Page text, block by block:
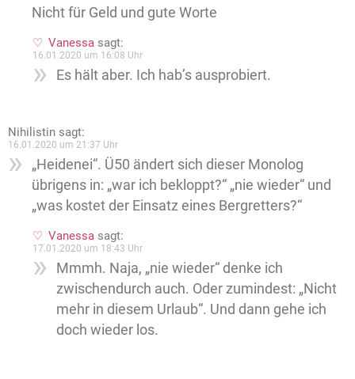
Nicht für Geld und gute Worte
Vanessa sagt:
16.01.2020 um 16:08 Uhr
Es hält aber. Ich hab’s ausprobiert.
Nihilistin sagt:
16.01.2020 um 21:37 Uhr
„Heidenei“. Ü50 ändert sich dieser Monolog
übrigens in: „war ich bekloppt?“ „nie wieder“ und
„was kostet der Einsatz eines Bergretters?“
Vanessa sagt:
17.01.2020 um 18:43 Uhr
Mmmh. Naja, „nie wieder“ denke ich
zwischendurch auch. Oder zumindest: „Nicht
mehr in diesem Urlaub“. Und dann gehe ich
doch wieder los.